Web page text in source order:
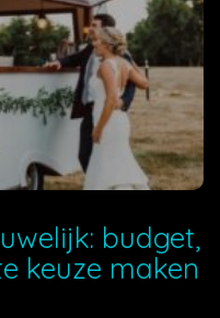
budget,
keuze maken